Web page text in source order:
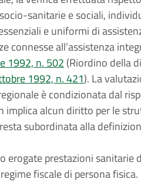
sanitarie e sociali,
e uniformi di
connesse all’assistenza
1992, n. 502 (Riordino della
1992, n. 421). La
è condizionata dal
implica alcun diritto per le
subordinata alla
erogate prestazioni sanitarie
fiscale di persona fisica.